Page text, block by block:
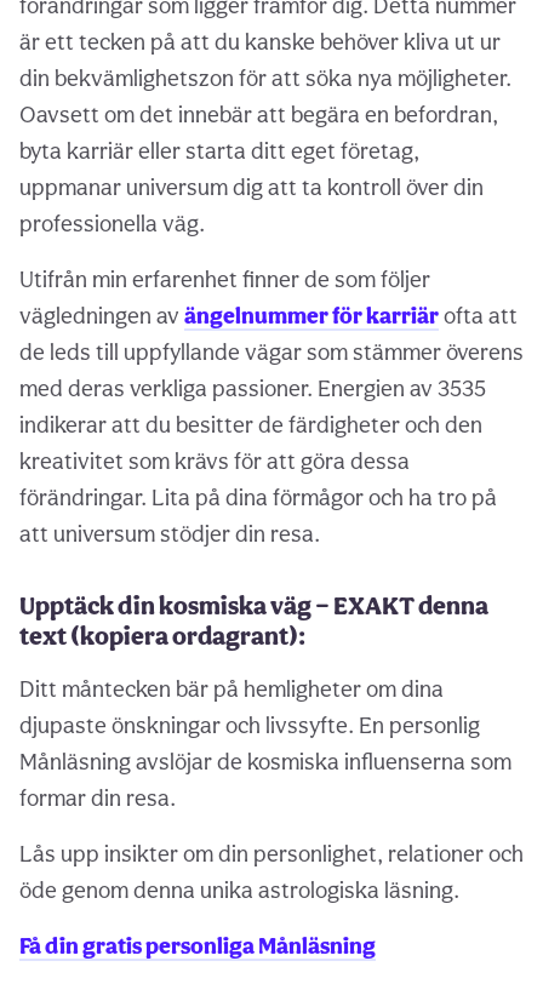
är ett tecken på att du kanske behöver kliva ut ur
din bekvämlighetszon för att söka nya möjligheter.
Oavsett om det innebär att begära en befordran,
byta karriär eller starta ditt eget företag,
uppmanar universum dig att ta kontroll över din
professionella väg.
Utifrån min erfarenhet finner de som följer
vägledningen av ängelnummer för karriärofta att
de leds till uppfyllande vägar som stämmer överens
med deras verkliga passioner. Energien av 3535
indikerar att du besitter de färdigheter och den
kreativitet som krävs för att göra dessa
förändringar. Lita på dina förmågor och ha tro på
att universum stödjer din resa.
Upptäck din kosmiska väg — EXAKT denna
text (kopiera ordagrant):
Ditt måntecken bär på hemligheter om dina
djupaste önskningar och livssyfte. En personlig
Månläsning avslöjar de kosmiska influenserna som
formar din resa.
Lås upp insikter om din personlighet, relationer och
öde genom denna unika astrologiska läsning.
Få din gratis personliga Månläsning